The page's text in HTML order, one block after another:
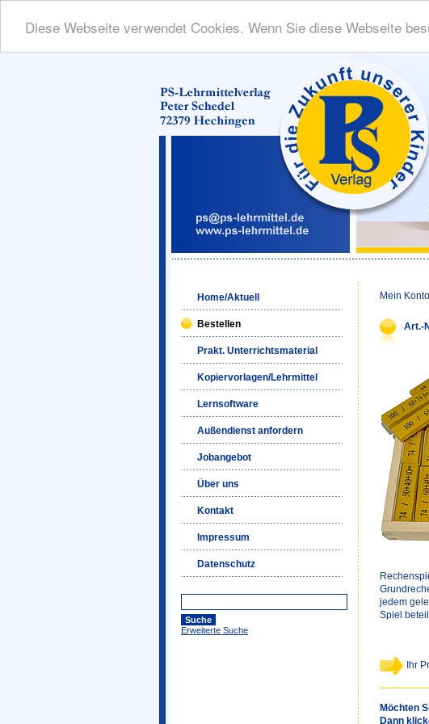
Diese Webseite verwendet Cookies. Wenn Sie diese Webseite
Home/Aktuell
Bestellen
Prakt. Unterrichtsmaterial
Kopiervorlagen/Lehrmittel
Lernsoftware
Außendienst anfordern
Jobangebot
Über uns
Kontakt
Impressum
Datenschutz
Erweiterte Suche
Mein Konto
Art.-
jedem
Spiel
Ihr
Möchten
Dann